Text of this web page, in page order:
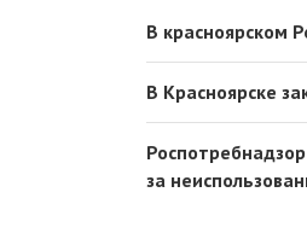
В красноярском
В Красноярске
за